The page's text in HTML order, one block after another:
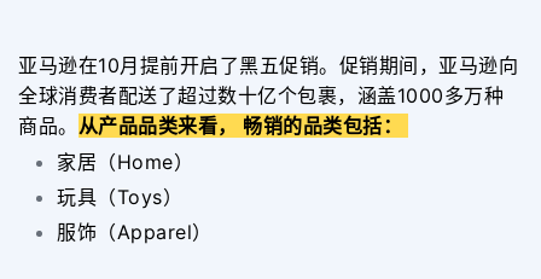
亚马逊在10月提前开启了黑五促销。促销期间，亚马逊向
全球消费者配送了超过数十亿个包裹，涵盖1000多万种
商品。 从产品品类来看， 畅销的品类包括：
家居（Home）
玩具（Toys）
服饰（Apparel）